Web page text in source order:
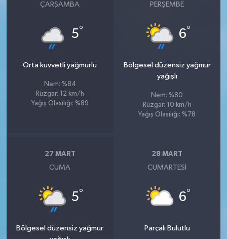
ÇARŞAMBA
5°
Orta kuvvetli yağmurlu
Nem: %84
Rüzgar: 12 km/h
Yağış Olasılığı: %89
PERŞEMBE
6°
Bölgesel düzensiz yağmur
yağışlı
Nem: %80
Rüzgar: 10 km/h
Yağış Olasılığı: %78
27 MART
CUMA
5°
Bölgesel düzensiz yağmur
28 MART
CUMARTESI
6°
Parçalı Bulutlu